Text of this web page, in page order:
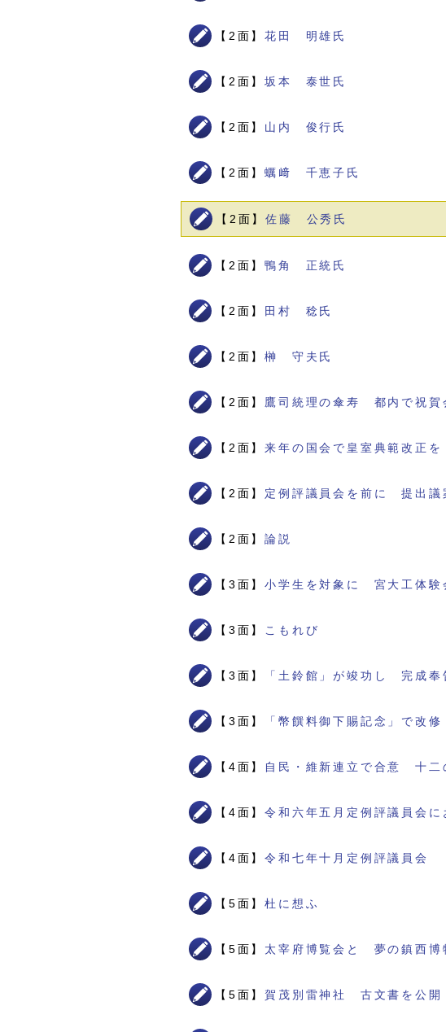
【2面】花田 明雄氏
【2面】坂本 泰世氏
【2面】 山内 俊行氏
【2面】蠣﨑 千恵子氏
【2面】佐藤 公秀氏
【2面】鴨角 正統氏
【2面】 田村 稔氏
【2面】榊 守夫氏
【2面】 鷹司統理の傘寿 都内で祝賀
【2面】来年の国会で皇室典範改正
【2面】 定例評議員会を前に 提出
【2面】論説
【3面】小学生を対象に 宮大工体
【3面】 こもれび
【3面】 「土鈴館」が竣功し 完成
【3面】 「幣饌料御下賜記念」で改
【4面】 自民・維新連立で合意 十二
【4面】令和六年五月定例評議員会
【4面】令和七年十月定例評議員会
【5面】杜に想ふ
【5面】 太宰府博覧会と 夢の鎮西
【5面】賀茂別雷神社 古文書を公